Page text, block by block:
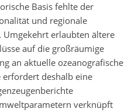
Basis fehlte der
und regionale
erlaubten ältere
auf die großräumige
an aktuelle ozeanografische
erfordert deshalb eine
verknüpft